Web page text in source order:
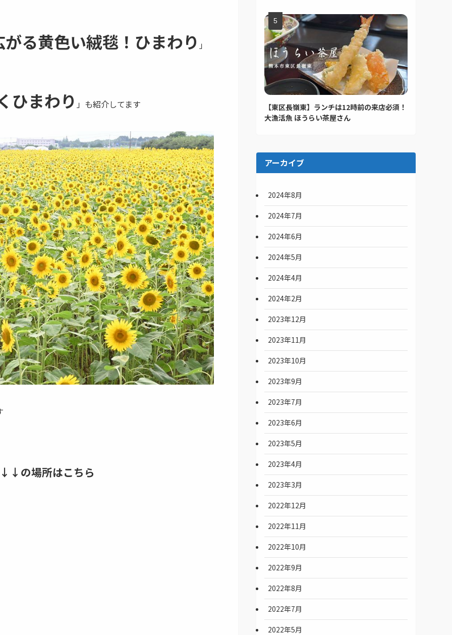
る黄色い絨毯！ひまわり 」
ひまわり 」も紹介してます
の場所はこちら
【東区長嶺東】ランチは12時前の来店必須！
大漁活魚 ほうらい茶屋さん
アーカイブ
2024年8月
2024年7月
2024年6月
2024年5月
2024年4月
2024年2月
2023年12月
2023年11月
2023年10月
2023年9月
2023年7月
2023年6月
2023年5月
2023年4月
2023年3月
2022年12月
2022年11月
2022年10月
2022年9月
2022年8月
2022年7月
2022年5月